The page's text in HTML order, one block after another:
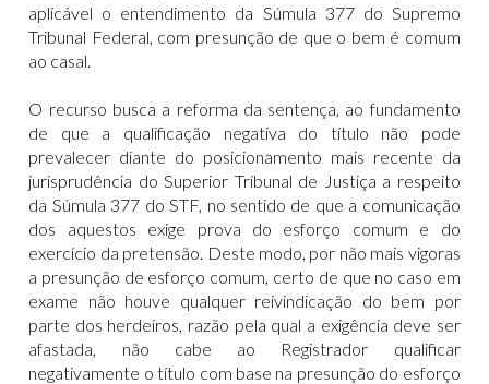
aplicável o entendimento da Súmula 377 do Supremo
Tribunal Federal, com presunção de que o bem é comum
ao casal.
O recurso busca a reforma da sentença, ao fundamento
de que a qualificação negativa do título não pode
prevalecer diante do posicionamento mais recente da
jurisprudência do Superior Tribunal de Justiça a respeito
da Súmula 377 do STF, no sentido de que a comunicação
dos aquestos exige prova do esforço comum e do
exercício da pretensão. Deste modo, por não mais vigoras
a presunção de esforço comum, certo de que no caso em
exame não houve qualquer reivindicação do bem por
parte dos herdeiros, razão pela qual a exigência deve ser
afastada, não cabe ao Registrador qualificar
negativamente o título com base na presunção do esforço